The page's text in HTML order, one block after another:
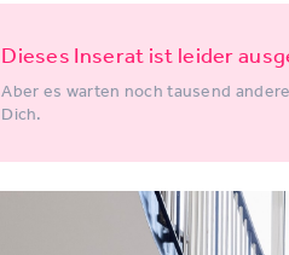
Dieses Inserat ist leider
Aber es warten noch tausend
Dich.